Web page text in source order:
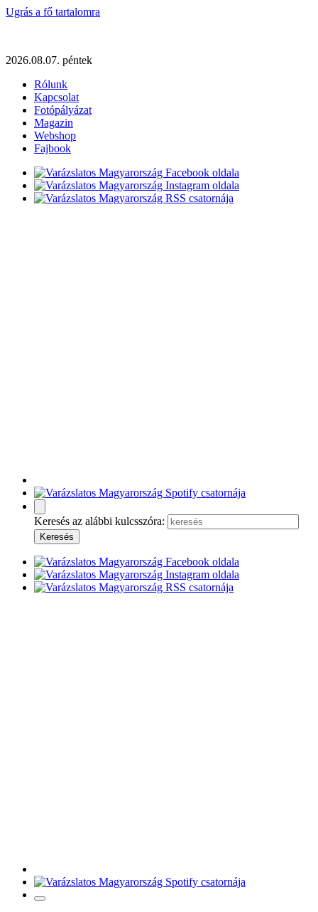
Ugrás a fő tartalomra
2026.08.07. péntek
Rólunk
Kapcsolat
Fotópályázat
Magazin
Webshop
Fajbook
Keresés az alábbi kulcsszóra: